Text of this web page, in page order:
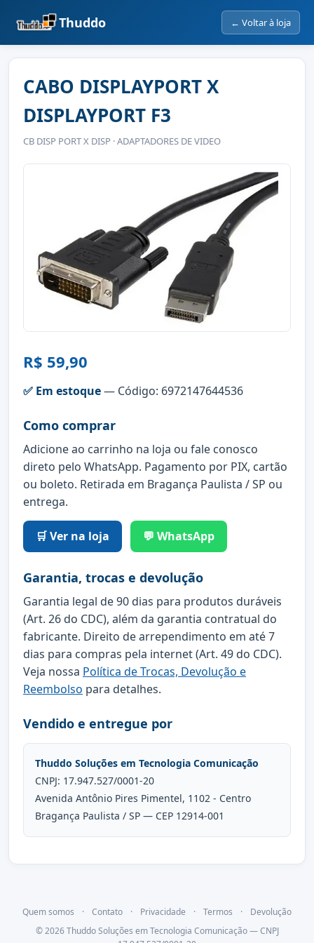
Thuddo ← Voltar à loja
CABO DISPLAYPORT X
DISPLAYPORT F3
CB DISP PORT X DISP · ADAPTADORES DE VIDEO
R$ 59,90
✅ Em estoque— Código: 6972147644536
Como comprar
Adicione ao carrinho na loja ou fale conosco
direto pelo WhatsApp. Pagamento por PIX, cartão
ou boleto. Retirada em Bragança Paulista / SP ou
entrega.
🛒 Ver na loja 💬 WhatsApp
Garantia, trocas e devolução
Garantia legal de 90 dias para produtos duráveis
(Art. 26 do CDC), além da garantia contratual do
fabricante. Direito de arrependimento em até 7
dias para compras pela internet (Art. 49 do CDC).
Veja nossa Política de Trocas, Devolução e
Reembolso para detalhes.
Vendido e entregue por
Thuddo Soluções em Tecnologia Comunicação
CNPJ: 17.947.527/0001-20
Avenida Antônio Pires Pimentel, 1102 - Centro
Bragança Paulista / SP — CEP 12914-001
Quem somos · Contato · Privacidade · Termos ·
Devolução
© 2026 Thuddo Soluções em Tecnologia Comunicação — CNPJ